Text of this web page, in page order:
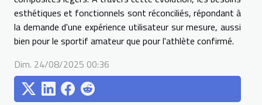
esthétiques et fonctionnels sont réconciliés, répondant à
la demande d'une expérience utilisateur sur mesure, aussi
bien pour le sportif amateur que pour l'athlète confirmé.
Dim. 24/08/2025 00:36